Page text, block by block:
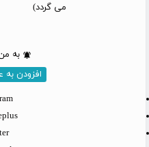
می گردد)
به
افزودن به